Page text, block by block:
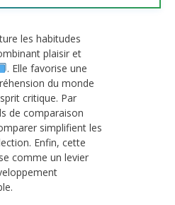
les habitudes
plaisir et
. Elle favorise une
du monde
critique. Par
de comparaison
simplifient les
Enfin, cette
comme un levier